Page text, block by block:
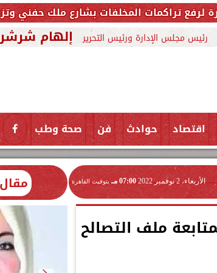
ملك حفني وتزيل 150 طنًا من المخلفات
رئيس مجلس الإدارة ورئيس التحرير إلهام شرشر
اقتصاد حوادث فن صحة وطب
الأربعاء، 2 نوفمبر 2022 07:00 مـ بتوقيت القاهرة
ملف التصالح